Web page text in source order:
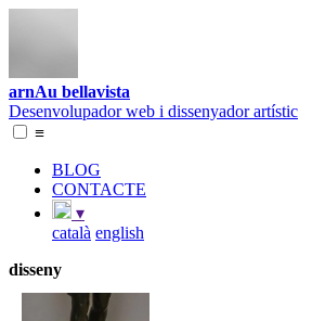
arnAu bellavista
Desenvolupador web i dissenyador artístic
≡
BLOG
CONTACTE
▾
català english
disseny